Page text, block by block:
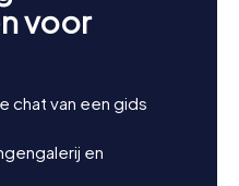
voor
chat van een gids
en